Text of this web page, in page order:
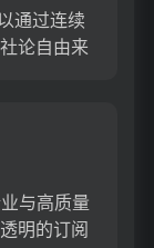
通过连续
论自由来
与高质量
明的订阅